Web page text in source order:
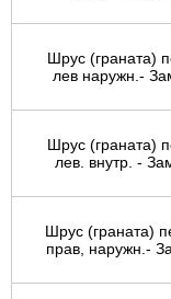
Шрус (граната)
лев наружн.-
Шрус (граната)
лев. внутр. -
Шрус (граната)
прав, наружн.-